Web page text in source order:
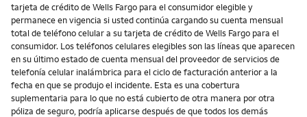
tarjeta de crédito de Wells Fargo para el consumidor elegible y
permanece en vigencia si usted continúa cargando su cuenta mensual
total de teléfono celular a su tarjeta de crédito de Wells Fargo para el
consumidor. Los teléfonos celulares elegibles son las líneas que aparecen
en su último estado de cuenta mensual del proveedor de servicios de
telefonía celular inalámbrica para el ciclo de facturación anterior a la
fecha en que se produjo el incidente. Esta es una cobertura
suplementaria para lo que no está cubierto de otra manera por otra
póliza de seguro, podría aplicarse después de que todos los demás